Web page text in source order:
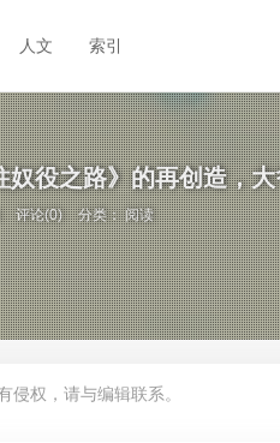
人文 索引
役之路》的再创造，
评论(0) 分类：阅读
权，请与编辑联系。